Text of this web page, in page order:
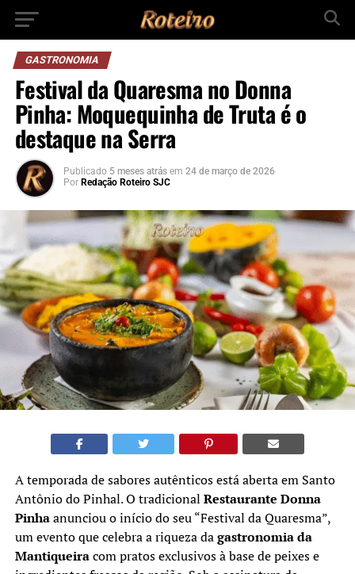
GASTRONOMIA
Festival da Quaresma no Donna
Pinha: Moquequinha de Truta é o
destaque na Serra
Publicado 5 meses atrás em 24 de março de 2026
Por Redação Roteiro SJC
A temporada de sabores autênticos está aberta em Santo
Antônio do Pinhal. O tradicional Restaurante Donna
Pinhaanunciou o início do seu “Festival da Quaresma”,
um evento que celebra a riqueza dagastronomia da
Mantiqueiracom pratos exclusivos à base de peixes e